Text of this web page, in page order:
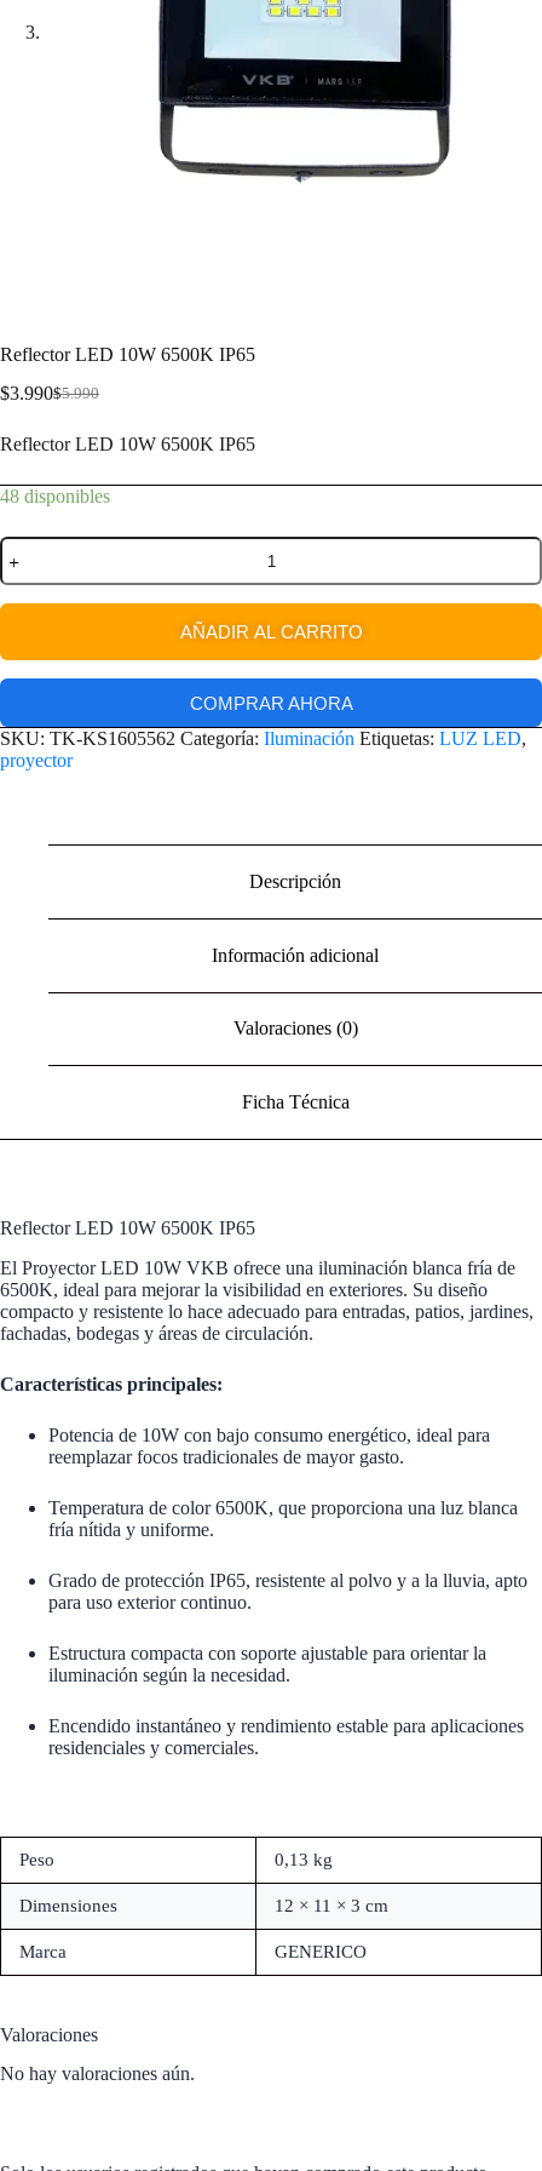
Reflector LED 10W 6500K IP65
$5.990
$3.990
Reflector LED 10W 6500K IP65
48 disponibles
AÑADIR AL CARRITO
COMPRAR AHORA
SKU: TK-KS1605562 Categoría: Iluminación Etiquetas: LUZ LED,
proyector
Descripción
Información adicional
Valoraciones (0)
Ficha Técnica
Reflector LED 10W 6500K IP65
El Proyector LED 10W VKB ofrece una iluminación blanca fría de
6500K, ideal para mejorar la visibilidad en exteriores. Su diseño
compacto y resistente lo hace adecuado para entradas, patios, jardines,
fachadas, bodegas y áreas de circulación.
Características principales:
Potencia de 10W con bajo consumo energético, ideal para
reemplazar focos tradicionales de mayor gasto.
Temperatura de color 6500K, que proporciona una luz blanca
fría nítida y uniforme.
Grado de protección IP65, resistente al polvo y a la lluvia, apto
para uso exterior continuo.
Estructura compacta con soporte ajustable para orientar la
iluminación según la necesidad.
Encendido instantáneo y rendimiento estable para aplicaciones
residenciales y comerciales.
Peso 0,13 kg
Dimensiones 12 × 11 × 3 cm
Marca GENERICO
Valoraciones
No hay valoraciones aún.